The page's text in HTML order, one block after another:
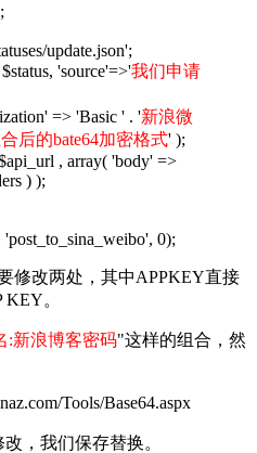
update.json';
'source'=>'我们申请
=> 'Basic ' . '新浪微
后的bate64加密格式' );
, array( 'body' =>
) );
0);
修改两处，其中APPKEY直接
。
:新浪博客密码"这样的组合，然
Tools/Base64.aspx
，我们保存替换。